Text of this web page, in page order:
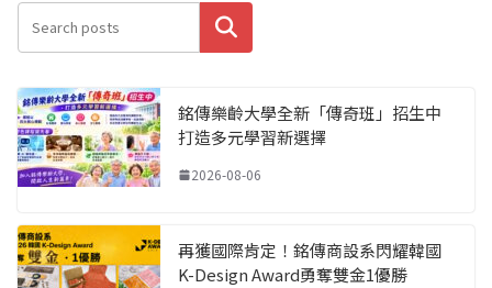
搜尋
銘傳樂齡大學全新「傳奇班」招生中
打造多元學習新選擇
2026-08-06
再獲國際肯定！銘傳商設系閃耀韓國
K-Design Award勇奪雙金1優勝